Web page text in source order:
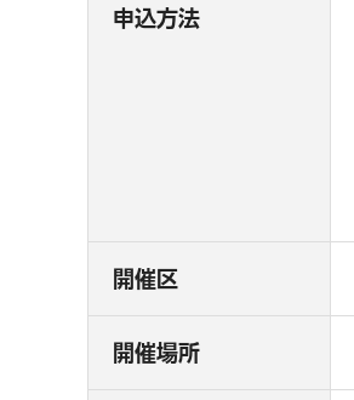
申込方法
開催区
開催場所